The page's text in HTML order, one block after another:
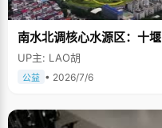
南水北调核心水源区：十堰
UP主: LAO胡
公益 • 2026/7/6